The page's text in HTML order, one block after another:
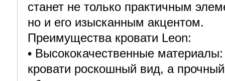
станет не только практичным
но и его изысканным акцентом.
Преимущества кровати Leon:
• Высококачественные
кровати роскошный вид, а